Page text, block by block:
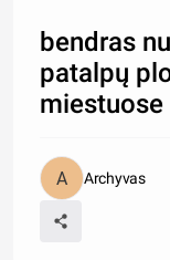
bendras
patalpų
miestuose
Archyvas